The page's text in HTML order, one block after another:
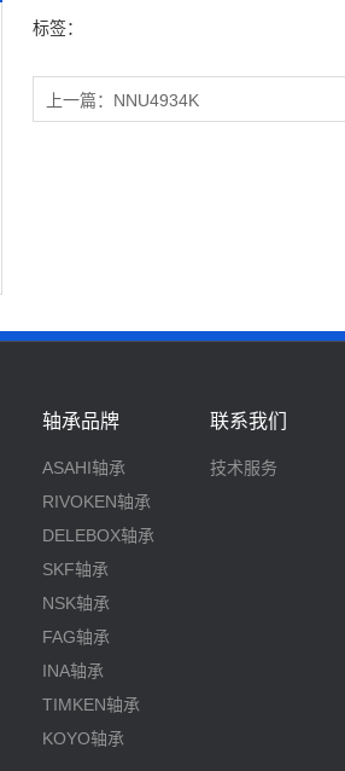
标签：
上一篇： NNU4934K
轴承品牌
ASAHI轴承
RIVOKEN轴承
DELEBOX轴承
SKF轴承
NSK轴承
FAG轴承
INA轴承
TIMKEN轴承
KOYO轴承
联系我们
技术服务